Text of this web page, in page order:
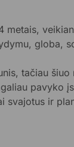
metais,
globa,
tačiau
pavyko
svajotus ir